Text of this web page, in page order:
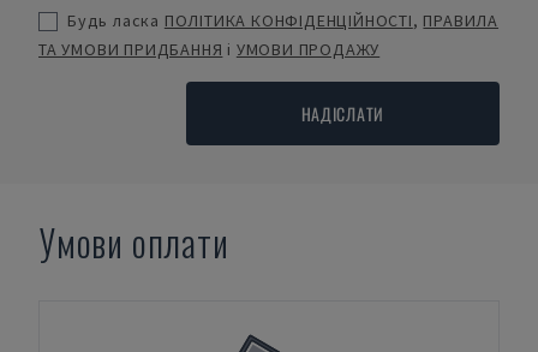
Будь ласка ПОЛІТИКА КОНФІДЕНЦІЙНОСТІ, ПРАВИЛА
ТА УМОВИ ПРИДБАННЯ і УМОВИ ПРОДАЖУ
НАДІСЛАТИ
Умови оплати